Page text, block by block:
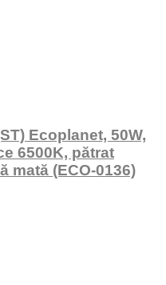
Ecoplanet, 50W,
6500K, pătrat
mată (ECO-0136)